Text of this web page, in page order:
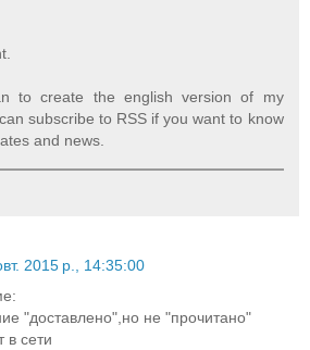
to create the english version of my
subscribe to RSS if you want to know
and news.
2015 р., 14:35:00
"доставлено",но не "прочитано"
в сети